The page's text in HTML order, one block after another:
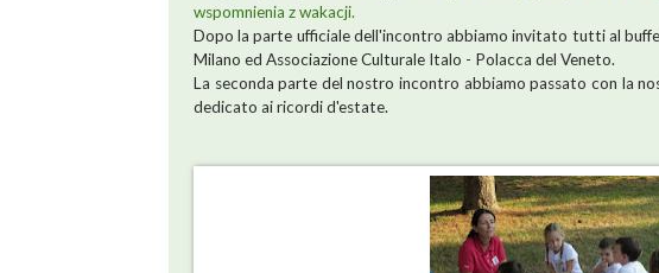
wspomnienia z wakacji.
Dopo la parte ufficiale dell'incontro abbiamo invitato tutti al
Milano ed Associazione Culturale Italo - Polacca del Veneto.
La seconda parte del nostro incontro abbiamo passato con la
dedicato ai ricordi d'estate.